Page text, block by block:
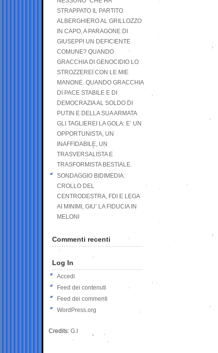
STRAPPATO IL PARTITO
ALBERGHIERO AL GRILLOZZO
IN CAPO, A PARAGONE DI
GIUSEPPI UN DEFICIENTE
COMUNE? QUANDO
GRACCHIA DI GENOCIDIO LO
STROZZEREI CON LE MIE
MANONE. QUANDO GRACCHIA
DI PACE STABILE E DI
DEMOCRAZIA AL SOLDO DI
PUTIN E DELLA SUA ARMATA
GLI TAGLIEREI LA GOLA: E’ UN
OPPORTUNISTA, UN
INAFFIDABILE, UN
TRASVERSALISTA E
TRASFORMISTA BESTIALE.
SONDAGGIO BIDIMEDIA:
CROLLO DEL
CENTRODESTRA, FDI E LEGA
AI MINIMI, GIU’ LA FIDUCIA IN
MELONI
Commenti recenti
Log In
Accedi
Feed dei contenuti
Feed dei commenti
WordPress.org
Credits: G.I